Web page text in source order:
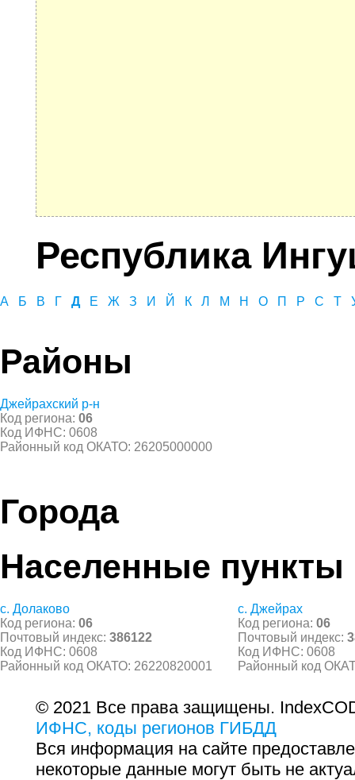
Республика
А Б В Г Д Е Ж З И Й К Л М Н О П Р С Т
Районы
Джейрахский р-н
Код региона: 06
Код ИФНС: 0608
Районный код ОКАТО: 26205000000
Города
Населенные пункты
с. Долаково
Код региона: 06
Почтовый индекс: 386122
Код ИФНС: 0608
Районный код ОКАТО: 26220820001
с. Джейрах
Код региона: 06
Почтовый индекс:
Код ИФНС: 0608
Районный код
© 2021 Все права защищены.
ИФНС, коды регионов ГИБДД
Вся информация на сайте
некоторые данные могут быть не